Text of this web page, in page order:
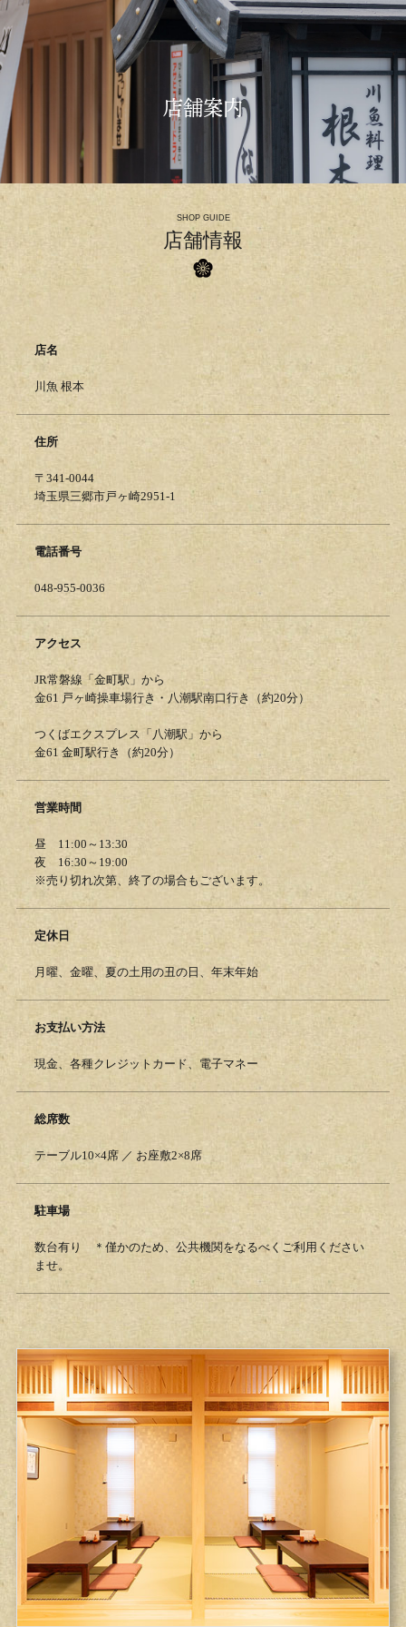
店舗案内
SHOP GUIDE
店舗情報
店名
川魚 根本
住所
〒341-0044
埼玉県三郷市戸ヶ崎2951-1
電話番号
048-955-0036
アクセス
JR常磐線「金町駅」から
金61 戸ヶ崎操車場行き・八潮駅南口行き（約20分）
つくばエクスプレス「八潮駅」から
金61 金町駅行き（約20分）
営業時間
昼 11:00～13:30
夜 16:30～19:00
※売り切れ次第、終了の場合もございます。
定休日
月曜、金曜、夏の土用の丑の日、年末年始
お支払い方法
現金、各種クレジットカード、電子マネー
総席数
テーブル10×4席 ／ お座敷2×8席
駐車場
数台有り ＊僅かのため、公共機関をなるべくご利用ください
ませ。